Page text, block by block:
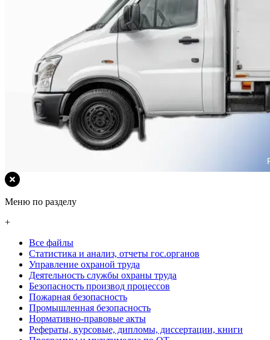
Меню по разделу
+
Все файлы
Статистика и анализ, отчеты гос.органов
Управление охраной труда
Деятельность службы охраны труда
Безопасность производ процессов
Пожарная безопасность
Промышленная безопасность
Нормативно-правовые акты
Рефераты, курсовые, дипломы, диссертации, книги